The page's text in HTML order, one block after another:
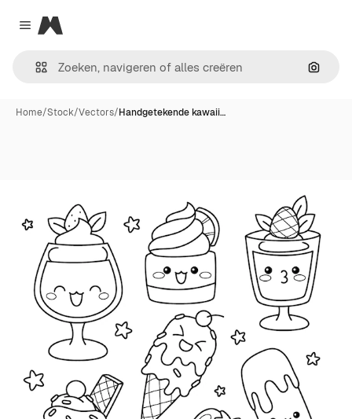
Close menu
Magnific
Home/Stock/Vectors/Handgetekende kawaii…